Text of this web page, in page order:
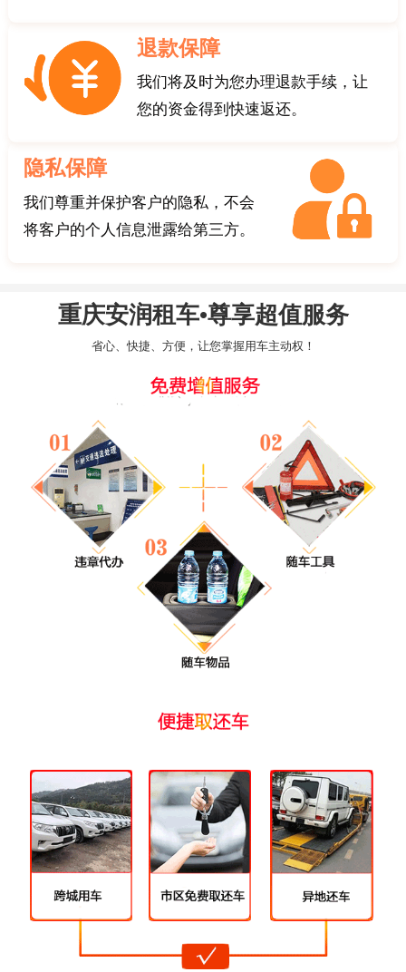
退款保障
我们将及时为您办理退款手续，让
您的资金得到快速返还。
隐私保障
我们尊重并保护客户的隐私，不会
将客户的个人信息泄露给第三方。
重庆安润租车•尊享超值服务
省心、快捷、方便，让您掌握用车主动权！